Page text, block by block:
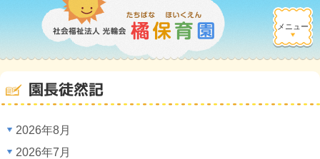
メニュー
園長徒然記
2026年8月
2026年7月